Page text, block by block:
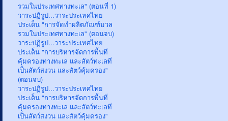
รวมในประเทศทางทะเล" (ตอนที่ 1)
วาระปฏิรูป...วาระประเทศไทย
ประเด็น "การจัดทำผลิตภัณฑ์มวล
รวมในประเทศทางทะเล" (ตอนจบ)
วาระปฏิรูป...วาระประเทศไทย
ประเด็น "การบริหารจัดการพื้นที่
คุ้มครองทางทะเล และสัตว์ทะเลที่
เป็นสัตว์สงวน และสัตว์คุ้มครอง"
(ตอนจบ)
วาระปฏิรูป...วาระประเทศไทย
ประเด็น "การบริหารจัดการพื้นที่
คุ้มครองทางทะเล และสัตว์ทะเลที่
เป็นสัตว์สงวน และสัตว์คุ้มครอง"